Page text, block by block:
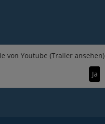
von Youtube (Trailer ansehen)
Ja